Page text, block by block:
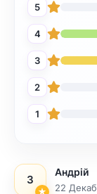
5
4
3
2
1
3
Андрій
22